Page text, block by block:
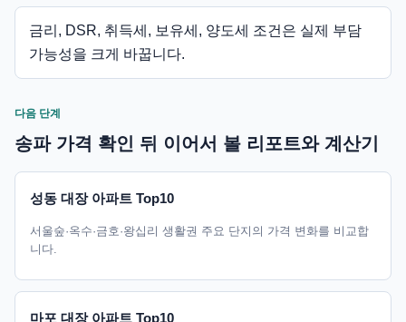
금리, DSR, 취득세, 보유세, 양도세 조건은 실제 부담
가능성을 크게 바꿉니다.
다음 단계
송파 가격 확인 뒤 이어서 볼 리포트와 계산기
성동 대장 아파트 Top10
서울숲·옥수·금호·왕십리 생활권 주요 단지의 가격 변화를 비교합
니다.
마포 대장 아파트 Top10